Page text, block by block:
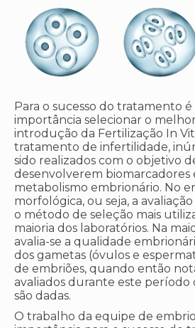
Para o sucesso do tratamento
importância selecionar o
introdução da Fertilização In
tratamento de infertilidade,
sido realizados com o objetivo
desenvolverem biomarcadores
metabolismo embrionário. No
morfológica, ou seja, a
o método de seleção mais
maioria dos laboratórios. Na
avalia-se a qualidade
dos gametas (óvulos e
de embriões, quando então
avaliados durante este
são dadas.
O trabalho da equipe de